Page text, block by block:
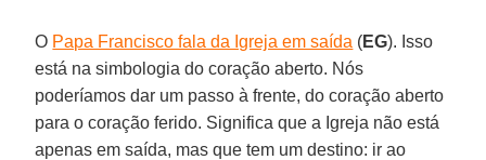
O Papa Francisco fala da Igreja em saída (EG). Isso
está na simbologia do coração aberto. Nós
poderíamos dar um passo à frente, do coração aberto
para o coração ferido. Significa que a Igreja não está
apenas em saída, mas que tem um destino: ir ao